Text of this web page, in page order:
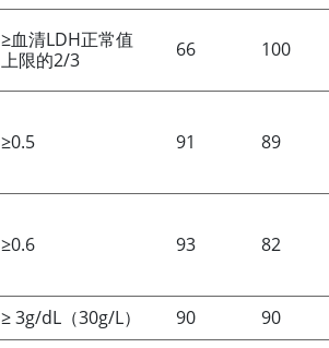
≥血清LDH正常值
上限的2/3
66 100
≥0.5 91 89
≥0.6 93 82
≥3g/dL（30g/L） 90 90